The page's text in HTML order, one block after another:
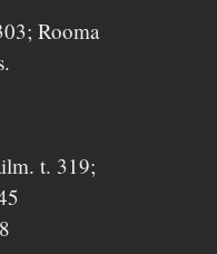
Rooma
t. 319;